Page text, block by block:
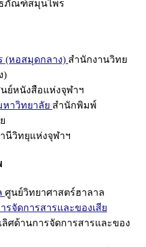
ภัณฑ์สมุนไพร
(หอสมุดกลาง) สำนักงานวิทย
)
ย์หนังสือแห่งจุฬาฯ
าวิทยาลัย สำนักพิมพ์
นีวิทยุแห่งจุฬาฯ
ศูนย์วิทยาศาสตร์ฮาลาล
รจัดการสารและของเสีย
ลิศด้านการจัดการสารและของ